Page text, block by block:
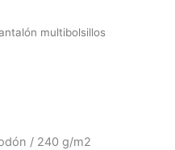
multibolsillos
/ 240 g/m2